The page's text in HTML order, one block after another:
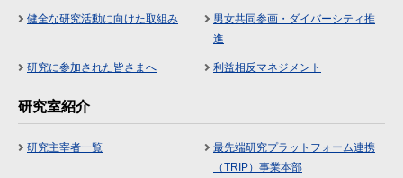
健全な研究活動に向けた取組み
男女共同参画・ダイバーシティ推
進
研究に参加された皆さまへ 利益相反マネジメント
研究室紹介
研究主宰者一覧
最先端研究プラットフォーム連携
（TRIP）事業本部